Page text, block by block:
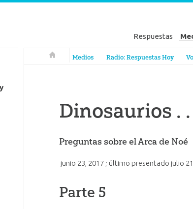
Respuestas
Respuestas en Génesis
Medios Radio: Respuestas Hoy
Dinosaurios .
Preguntas sobre el Arca de Noé
junio 23, 2017 ; último presentado julio
Parte 5